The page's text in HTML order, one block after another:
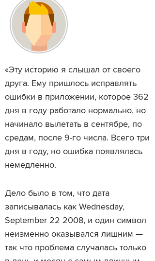
«Эту историю я слышал от своего
друга. Ему пришлось исправлять
ошибки в приложении, которое 362
дня в году работало нормально, но
начинало вылетать в сентябре, по
средам, после 9-го числа. Всего три
дня в году, но ошибка появлялась
немедленно.
Дело было в том, что дата
записывалась как Wednesday,
September 22 2008, и один символ
неизменно оказывался лишним —
так что проблема случалась только